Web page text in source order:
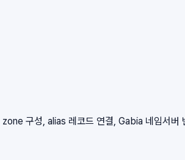
구성, alias 레코드 연결, Gabia 네임서버